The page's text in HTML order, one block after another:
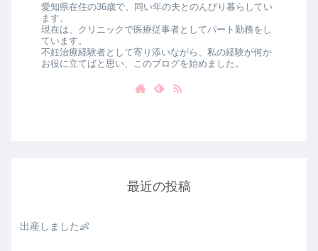
愛知県在住の36歳で、同い年の夫とのんびり暮らしてい
ます。
現在は、クリニックで医療従事者としてパート勤務をし
ています。
不妊治療経験者として寄り添いながら、私の経験が何か
お役に立てばと思い、このブログを始めました。
最近の投稿
出産しました👶